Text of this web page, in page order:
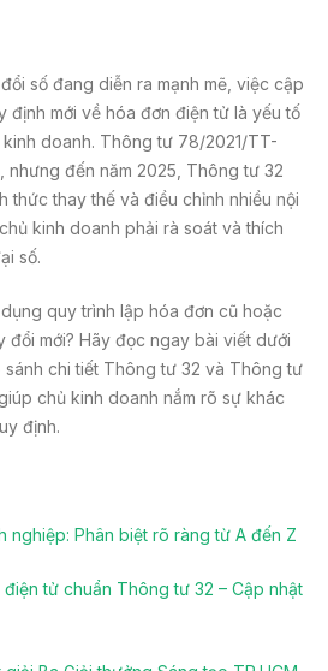
số đang diễn ra mạnh mẽ, việc cập
định mới về hóa đơn điện tử là yếu tố
doanh. Thông tư 78/2021/TT-
nhưng đến năm 2025, Thông tư 32
thức thay thế và điều chỉnh nhiều nội
kinh doanh phải rà soát và thích
số.
quy trình lập hóa đơn cũ hoặc
đổi mới? Hãy đọc ngay bài viết dưới
sánh chi tiết Thông tư 32 và Thông tư
chủ kinh doanh nắm rõ sự khác
định.
nghiệp: Phân biệt rõ ràng từ A đến Z
điện tử chuẩn Thông tư 32 – Cập nhật